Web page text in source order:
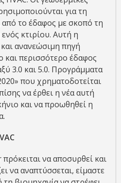
για τη
το έδαφος με σκοπό τη
κτιρίου. Αυτή η
ανανεώσιμη πηγή
και περισσότερο έδαφος
3.0 και 5.0. Προγράμματα
που χρηματοδοτείται
να έρθει η νέα αυτή
και να προωθηθεί η
να αποσυρθεί και
να αναπτύσσεται, είμαστε